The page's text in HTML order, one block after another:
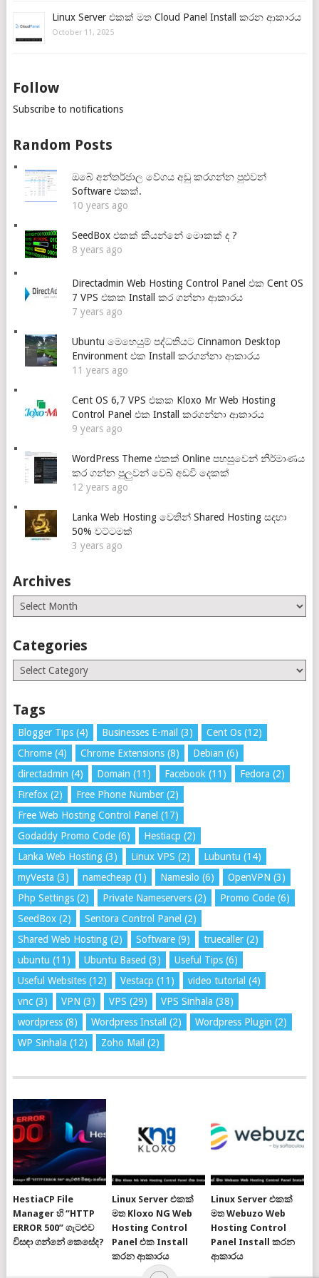
Linux Server එකක් මත Cloud Panel Install කරන ආකාරය
October 11, 2025
Follow
Subscribe to notifications
Random Posts
ඔබේ අන්තර්ජාල වේගය අඩු කරගන්න පුළුවන්
Software එකක්.
10 years ago
SeedBox එකක් කියන්නේ මොකක් ද ?
8 years ago
Directadmin Web Hosting Control Panel එක Cent OS
7 VPS එකක Install කර ගන්නා ආකාරය
7 years ago
Ubuntu මෙහෙයුම් පද්ධතියට Cinnamon Desktop
Environment එක Install කරගන්නා ආකාරය
11 years ago
Cent OS 6,7 VPS එකක Kloxo Mr Web Hosting
Control Panel එක Install කරගන්නා ආකාරය
9 years ago
WordPress Theme එකක් Online පහසුවෙන් නිර්මාණය
කර ගන්න පුලුවන් වෙබ් අඩවි දෙකක්
12 years ago
Lanka Web Hosting වෙතින් Shared Hosting සදහා
50% වට්ටමක්
3 years ago
Archives
Archives
Categories
Categories
Tags
Blogger Tips(4) Businesses E-mail (3) Cent Os(12)
Chrome(4) Chrome Extensions(8) Debian (6)
directadmin (4) Domain (11) Facebook (11) Fedora (2)
Firefox(2) Free Phone Number(2)
Free Web Hosting Control Panel (17)
Godaddy Promo Code(6) Hestiacp (2)
Lanka Web Hosting(3) Linux VPS (2) Lubuntu (14)
myVesta (3) namecheap (1) Namesilo (6) OpenVPN (3)
Php Settings(2) Private Nameservers(2) Promo Code(6)
SeedBox(2) Sentora Control Panel (2)
Shared Web Hosting(2) Software(9) truecaller(2)
ubuntu (11) Ubuntu Based (3) Useful Tips(6)
Useful Websites(12) Vestacp (11) video tutorial (4)
vnc(3) VPN (3) VPS (29) VPS Sinhala (38)
wordpress(8) Wordpress Install (2) Wordpress Plugin (2)
WP Sinhala (12) Zoho Mail (2)
HestiaCP File
Manager හි “HTTP
ERROR 500” ගැටළුව
විසඳා ගන්නේ කෙසේද?
Linux Server එකක්
මත Kloxo NG Web
Hosting Control
Panel එක Install
කරන ආකාරය
Linux Server එකක්
මත Webuzo Web
Hosting Control
Panel Install කරන
ආකාරය